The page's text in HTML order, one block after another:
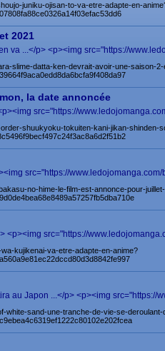
juniku-ojisan-to-va-etre-adapte-en-
2021
va ...</p> <p><img src="https://
slime-datta-ken-devrait-avoir-une-saison-
la date annoncée
src="https://
shuukyoku-tokuiten-kani-jikan-shinden-
src="https://
no-hime-le-film-est-annonce-pour-
src="https://
kujikenai-va-etre-adapte-en-anime?
au Japon ...</p> <p><img src="https://
white-sand-une-tranche-de-vie-se-